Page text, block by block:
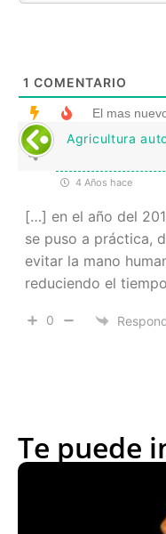
1 COMENTARIO
El mas
Agricultura
4 Años hace
[…] en el año del
se puso a práctica,
evitar la mano
reduciendo el
0
Te puede